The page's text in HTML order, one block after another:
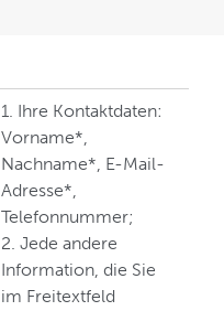
1. Ihre Kontaktdaten:
Vorname*,
Nachname*, E-Mail-
Adresse*,
Telefonnummer;
2. Jede andere
Information, die Sie
im Freitextfeld